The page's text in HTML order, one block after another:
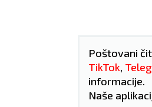
Poštovani
TikTok,
informacije.
Naše